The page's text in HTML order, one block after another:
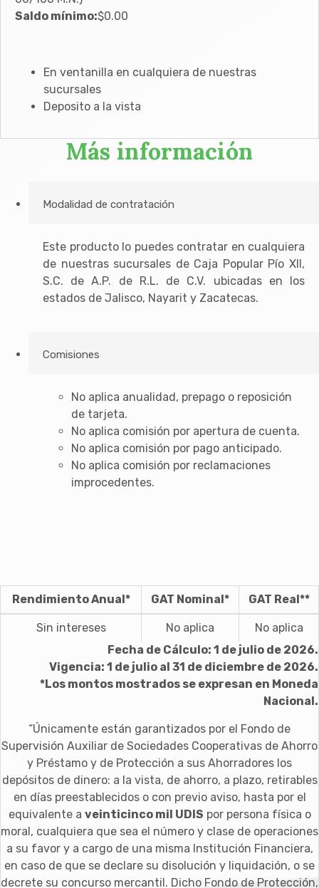
Saldo mínimo:$0.00
En ventanilla en cualquiera de nuestras
sucursales
Deposito a la vista
Más información
Modalidad de contratación
Este producto lo puedes contratar en cualquiera
de nuestras sucursales de Caja Popular Pío XII,
S.C. de A.P. de R.L. de C.V. ubicadas en los
estados de Jalisco, Nayarit y Zacatecas.
Comisiones
No aplica anualidad, prepago o reposición
de tarjeta.
No aplica comisión por apertura de cuenta.
No aplica comisión por pago anticipado.
No aplica comisión por reclamaciones
improcedentes.
Rendimiento Anual* GAT Nominal* GAT Real**
Sin intereses No aplica
No aplica
Fecha de Cálculo: 1 de julio de 2026.
Vigencia: 1 de julio al 31 de diciembre de 2026.
*Los montos mostrados se expresan en Moneda
Nacional.
“Únicamente están garantizados por el Fondo de
Supervisión Auxiliar de Sociedades Cooperativas de Ahorro
y Préstamo y de Protección a sus Ahorradores los
depósitos de dinero: a la vista, de ahorro, a plazo, retirables
en días preestablecidos o con previo aviso, hasta por el
equivalente a veinticinco mil UDIS por persona física o
moral, cualquiera que sea el número y clase de operaciones
a su favor y a cargo de una misma Institución Financiera,
en caso de que se declare su disolución y liquidación, o se
decrete su concurso mercantil. Dicho Fondo de Protección,